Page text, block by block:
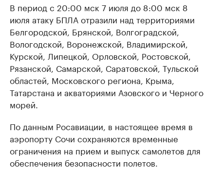
В период с 20:00 мск 7 июля до 8:00 мск 8
июля атаку БПЛА отразили над территориями
Белгородской, Брянской, Волгоградской,
Вологодской, Воронежской, Владимирской,
Курской, Липецкой, Орловской, Ростовской,
Рязанской, Самарской, Саратовской, Тульской
областей, Московского региона, Крыма,
Татарстана и акваториями Азовского и Черного
морей.
По данным Росавиации, в настоящее время в
аэропорту Сочи сохраняются временные
ограничения на прием и выпуск самолетов для
обеспечения безопасности полетов.